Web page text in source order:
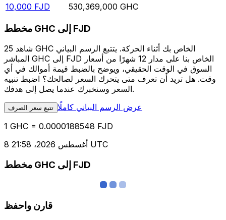
10,000 FJD 530,369,000 GHC
مخطط GHC إلى FJD
شاهد 25 GHC الخاص بك أثناء الحركة. يتتبع الرسم البياني
المباشر GHC إلى FJD الخاص بنا على مدار 12 شهرًا من أسعار
السوق في الوقت الحقيقي، ويوضح بالضبط قيمة أموالك في أي
وقت. هل تريد أن تعرف متى يتحرك السعر لصالحك؟ اضبط تنبيه
السعر وسنخبرك عندما يصل إلى هدفك.
تتبع سعر الصرف عرض الرسم البياني كاملًا
1 GHC = 0.0000188548 FJD
8 أغسطس 2026، 21:58 UTC
مخطط GHC إلى FJD
قارن واحفظ